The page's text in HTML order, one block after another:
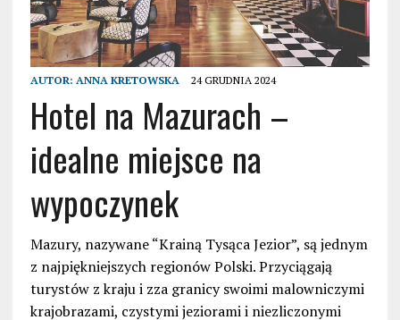
AUTOR: ANNA KRETOWSKA 24 GRUDNIA 2024
Hotel na Mazurach –
idealne miejsce na
wypoczynek
Mazury, nazywane “Krainą Tysąca Jezior”, są jednym
z najpiękniejszych regionów Polski. Przyciągają
turystów z kraju i zza granicy swoimi malowniczymi
krajobrazami, czystymi jeziorami i niezliczonymi